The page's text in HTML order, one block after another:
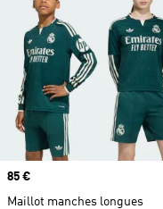
Prix
85 €
Maillot manches longues